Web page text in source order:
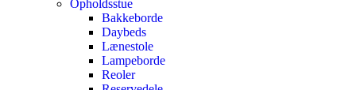
Opholdsstue
Bakkeborde
Daybeds
Lænestole
Lampeborde
Reoler